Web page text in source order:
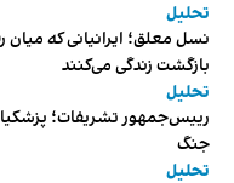
تحلیل
نسل معلق؛ ایرانیانی که
بازگشت زندگی می‌کنند
تحلیل
رییس‌جمهور تشریفات؛
جنگ
تحلیل